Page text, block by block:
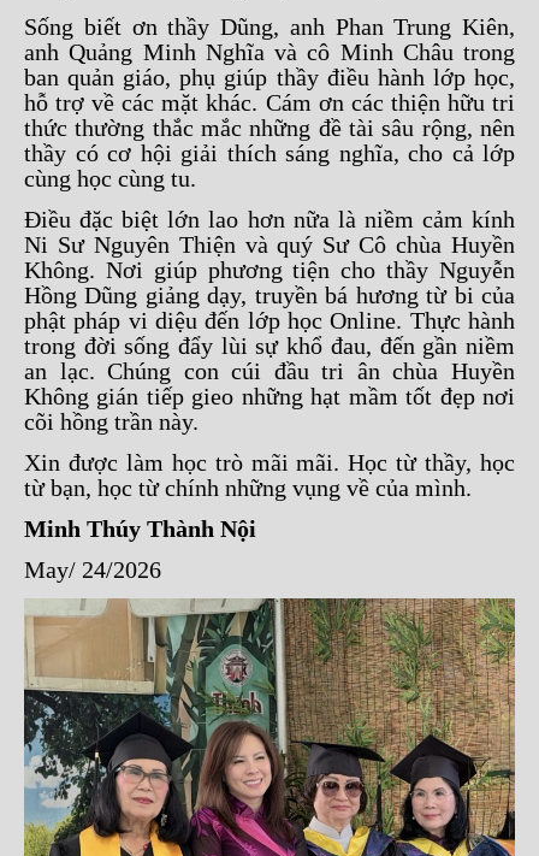
Sống biết ơn thầy Dũng, anh Phan Trung Kiên,
anh Quảng Minh Nghĩa và cô Minh Châu trong
ban quản giáo, phụ giúp thầy điều hành lớp học,
hỗ trợ về các mặt khác. Cám ơn các thiện hữu tri
thức thường thắc mắc những đề tài sâu rộng, nên
thầy có cơ hội giải thích sáng nghĩa, cho cả lớp
cùng học cùng tu.
Điều đặc biệt lớn lao hơn nữa là niềm cảm kính
Ni Sư Nguyên Thiện và quý Sư Cô chùa Huyền
Không. Nơi giúp phương tiện cho thầy Nguyễn
Hồng Dũng giảng dạy, truyền bá hương từ bi của
phật pháp vi diệu đến lớp học Online. Thực hành
trong đời sống đẩy lùi sự khổ đau, đến gần niềm
an lạc. Chúng con cúi đầu tri ân chùa Huyền
Không gián tiếp gieo những hạt mầm tốt đẹp nơi
cõi hồng trần này.
Xin được làm học trò mãi mãi. Học từ thầy, học
từ bạn, học từ chính những vụng về của mình.
Minh Thúy Thành Nội
May/ 24/2026